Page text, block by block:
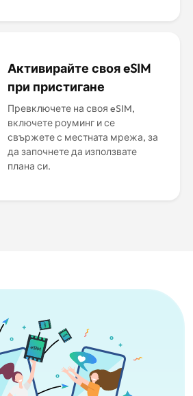
Активирайте своя eSIM
при пристигане
Превключете на своя eSIM,
включете роуминг и се
свържете с местната мрежа, за
да започнете да използвате
плана си.